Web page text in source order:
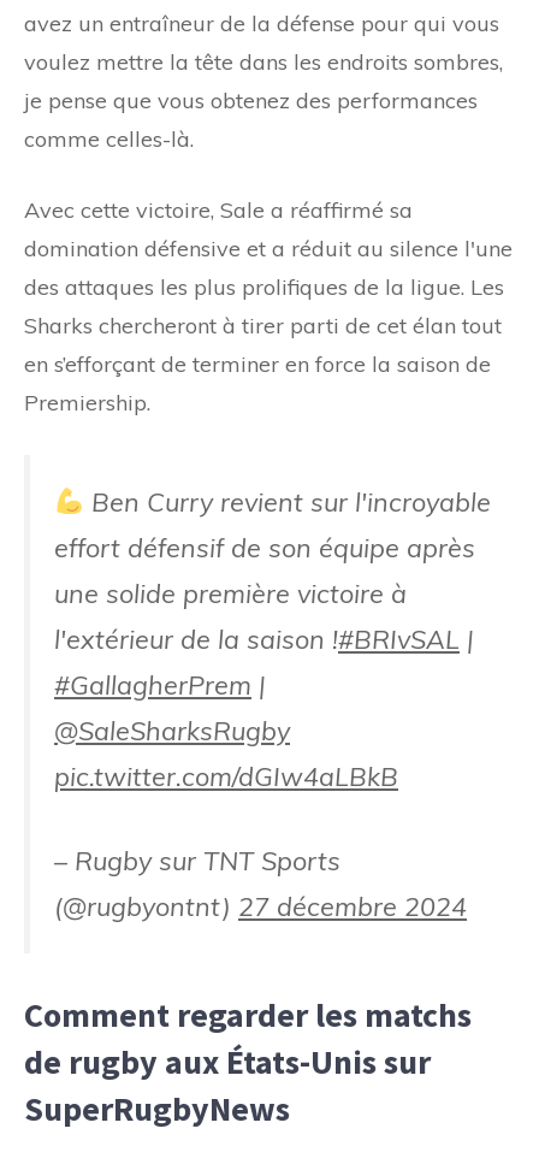
avez un entraîneur de la défense pour qui vous
voulez mettre la tête dans les endroits sombres,
je pense que vous obtenez des performances
comme celles-là.
Avec cette victoire, Sale a réaffirmé sa
domination défensive et a réduit au silence l'une
des attaques les plus prolifiques de la ligue. Les
Sharks chercheront à tirer parti de cet élan tout
en s’efforçant de terminer en force la saison de
Premiership.
Ben Curry revient sur l'incroyable
effort défensif de son équipe après
une solide première victoire à
l'extérieur de la saison !#BRIvSAL |
#GallagherPrem |
@SaleSharksRugby
pic.twitter.com/dGIw4aLBkB
– Rugby sur TNT Sports
(@rugbyontnt) 27 décembre 2024
Comment regarder les matchs
de rugby aux États-Unis sur
SuperRugbyNews